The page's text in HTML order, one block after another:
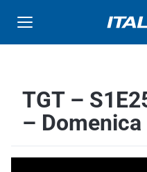
TGT –
–